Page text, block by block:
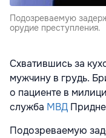
Подозреваемую
орудие преступления.
Схватившись за
мужчину в грудь.
о пациенте в
служба МВД
Подозреваемую